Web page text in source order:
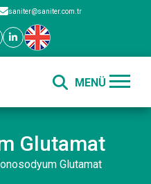
saniter@saniter.com.tr
Glutamat
Glutamat